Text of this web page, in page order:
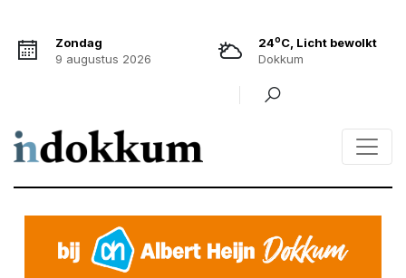
Zondag
9 augustus 2026
24oC, Licht bewolkt
Dokkum